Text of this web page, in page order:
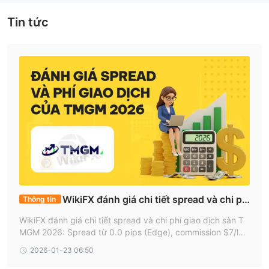
và tiền điện tử, phục vụ các nhà giao dịch thông qua các nền
Ưu điểm & Nhược điểm
TMGM có đáng tin cậy không?
TMGM, một nhà môi giới được quy định, được cấp phép bởi cơ
quan quản lý hàng đầu ASIC. Ngoài ra, hoạt động quốc tế của
TMGM được giám sát bởi VFSC tại vùng biển Vanuatu. Bây giờ,
hãy nhanh chóng tìm hiểu về quy định và giấy phép của TMGM,
điều này sẽ làm sáng tỏ cách môi giới đảm bảo tuân thủ các
tiêu chuẩn ngành và bảo vệ khách hàng.
Dưới sự giám sát của ASIC, một cơ quan quản lý hàng đầu nổi
TRADEMAX AUSTRALIA LIMITED hoạt động với số quy định
436416. Thực thể này được cấp phép cho hoạt động Market
Making (MM). Theo các quy định nghiêm ngặt của ASIC, được
công nhận toàn cầu, các nhà môi giới phải đảm bảo an toàn cho
Tin tức
Thông tin
WikiFX đánh giá chi tiết spread và chi ph
í giao dịch của sàn Forex TMGM 2026
WikiFX đánh giá chi tiết spread và chi phí giao dịch sàn T
MGM 2026: Spread từ 0.0 pips (Edge), commission $7/lot,
không phí nạp/rút. Phân tích khách quan theo loại tài khoả
n, giúp trader mới hiểu rõ chi phí thực tế trong môi trường
2026-01-23 06:50